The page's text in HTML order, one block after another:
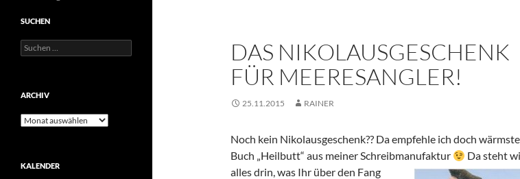
DAS NIKOLAUSGESCHENK
FÜR MEERESANGLER!
25.11.2015 RAINER
Noch kein Nikolausgeschenk?? Da empfehle ich doch
Buch „Heilbutt“ aus meiner Schreibmanufaktur
Da steht
alles drin, was Ihr über den Fang
SUCHEN
Suchen
nach:
ARCHIV
Archiv
KALENDER